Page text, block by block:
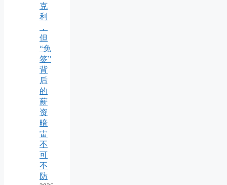
克
利
，
但
“免
签”
背
后
的
薪
资
暗
雷
不
可
不
防